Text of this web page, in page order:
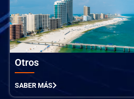
Otros
SABER MÁS